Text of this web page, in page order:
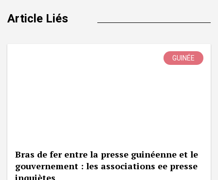
Article Liés
GUINÉE
Bras de fer entre la presse guinéenne et le
gouvernement : les associations ee presse